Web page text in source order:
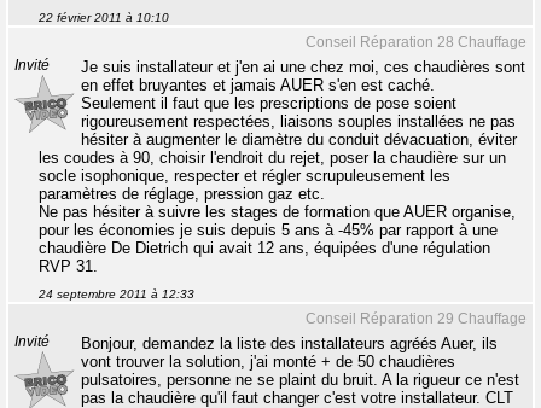
22 février 2011 à 10:10
Conseil Réparation 28 Chauffage
Invité
Je suis installateur et j'en ai une chez moi, ces chaudières sont
en effet bruyantes et jamais AUER s'en est caché.
Seulement il faut que les prescriptions de pose soient
rigoureusement respectées, liaisons souples installées ne pas
hésiter à augmenter le diamètre du conduit dévacuation, éviter
les coudes à 90, choisir l'endroit du rejet, poser la chaudière sur un
socle isophonique, respecter et régler scrupuleusement les
paramètres de réglage, pression gaz etc.
Ne pas hésiter à suivre les stages de formation que AUER organise,
pour les économies je suis depuis 5 ans à -45% par rapport à une
chaudière De Dietrich qui avait 12 ans, équipées d'une régulation
RVP 31.
24 septembre 2011 à 12:33
Conseil Réparation 29 Chauffage
Invité
Bonjour, demandez la liste des installateurs agréés Auer, ils
vont trouver la solution, j'ai monté + de 50 chaudières
pulsatoires, personne ne se plaint du bruit. A la rigueur ce n'est
pas la chaudière qu'il faut changer c'est votre installateur. CLT